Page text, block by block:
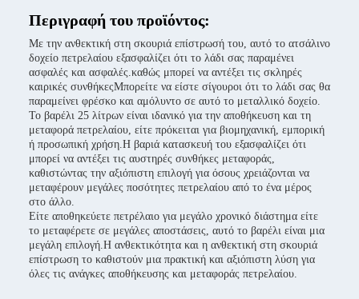
Περιγραφή του προϊόντος:
Με την ανθεκτική στη σκουριά επίστρωσή του, αυτό το ατσάλινο
δοχείο πετρελαίου εξασφαλίζει ότι το λάδι σας παραμένει
ασφαλές και ασφαλές.καθώς μπορεί να αντέξει τις σκληρές
καιρικές συνθήκεςΜπορείτε να είστε σίγουροι ότι το λάδι σας θα
παραμείνει φρέσκο και αμόλυντο σε αυτό το μεταλλικό δοχείο.
Το βαρέλι 25 λίτρων είναι ιδανικό για την αποθήκευση και τη
μεταφορά πετρελαίου, είτε πρόκειται για βιομηχανική, εμπορική
ή προσωπική χρήση.Η βαριά κατασκευή του εξασφαλίζει ότι
μπορεί να αντέξει τις αυστηρές συνθήκες μεταφοράς,
καθιστώντας την αξιόπιστη επιλογή για όσους χρειάζονται να
μεταφέρουν μεγάλες ποσότητες πετρελαίου από το ένα μέρος
στο άλλο.
Είτε αποθηκεύετε πετρέλαιο για μεγάλο χρονικό διάστημα είτε
το μεταφέρετε σε μεγάλες αποστάσεις, αυτό το βαρέλι είναι μια
μεγάλη επιλογή.Η ανθεκτικότητα και η ανθεκτική στη σκουριά
επίστρωση το καθιστούν μια πρακτική και αξιόπιστη λύση για
όλες τις ανάγκες αποθήκευσης και μεταφοράς πετρελαίου.